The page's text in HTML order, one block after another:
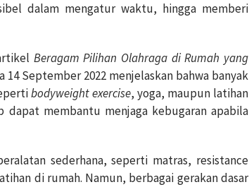
dalam mengatur waktu, hingga memberi
Beragam Pilihan Olahraga di Rumah yang
September 2022 menjelaskan bahwa banyak
bodyweight exercise, yoga, maupun latihan
membantu menjaga kebugaran apabila
sederhana, seperti matras, resistance
di rumah. Namun, berbagai gerakan dasar